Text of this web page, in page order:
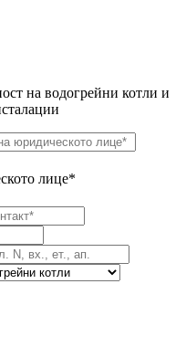
на водогрейни котли и
лице*